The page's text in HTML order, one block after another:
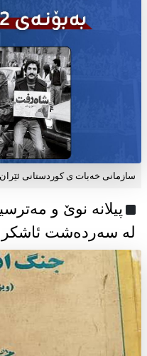
سازمانی خەبات ی كوردستانی ئێران
پیلانە نوێ و
لە سەردەشت